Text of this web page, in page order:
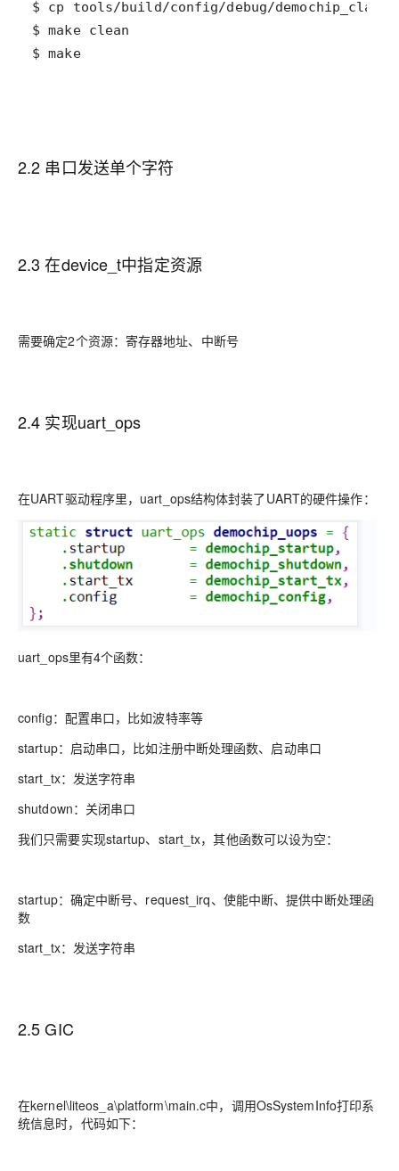
$ make
2.2 串口发送单个字符
2.3 在device_t中指定资源
需要确定2个资源：寄存器地址、中断号
2.4 实现uart_ops
在UART驱动程序里，uart_ops结构体封装了UART的硬件操作：
uart_ops里有4个函数：
config：配置串口，比如波特率等
startup：启动串口，比如注册中断处理函数、启动串口
start_tx：发送字符串
shutdown：关闭串口
我们只需要实现startup、start_tx，其他函数可以设为空：
startup：确定中断号、request_irq、使能中断、提供中断处理函
数
start_tx：发送字符串
2.5 GIC
在kernel\liteos_a\platform\main.c中，调用OsSystemInfo打印系
统信息时，代码如下：